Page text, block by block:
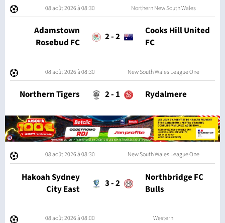
08 août 2026 à 08:30 Northern New South Wales
Adamstown
Rosebud FC
2-2
Cooks Hill United
FC
08 août 2026 à 08:30 New South Wales League One
Northern Tigers 2- 1 Rydalmere
08 août 2026 à 08:30 New South Wales League One
Hakoah Sydney
City East
3-2
Northbridge FC
Bulls
08 août 2026 à 08:00 Western